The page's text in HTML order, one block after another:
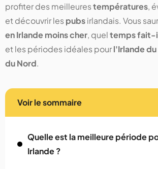
profiter des meilleurestempératures,
et découvrir lespubsirlandais. Vous
en Irlande moins cher, queltemps fait-
et les périodes idéales pourl'Irlande du
du Nord.
Voir le sommaire
Quelle est la meilleure période
Irlande ?